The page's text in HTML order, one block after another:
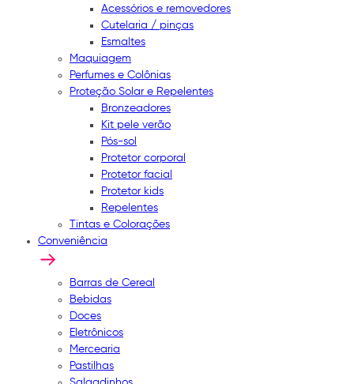
Acessórios e removedores
Cutelaria / pinças
Esmaltes
Maquiagem
Perfumes e Colônias
Proteção Solar e Repelentes
Bronzeadores
Kit pele verão
Pós-sol
Protetor corporal
Protetor facial
Protetor kids
Repelentes
Tintas e Colorações
Conveniência
Barras de Cereal
Bebidas
Doces
Eletrônicos
Mercearia
Pastilhas